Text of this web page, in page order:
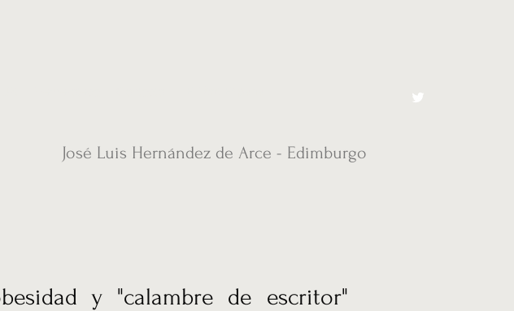
José Luis Hernández de Arce - Edimburgo
y "calambre de escritor"